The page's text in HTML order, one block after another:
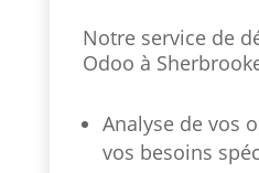
Notre service de
Odoo à
Analyse de vos
vos besoins